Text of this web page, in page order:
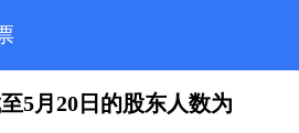
5月20日的股东人数为